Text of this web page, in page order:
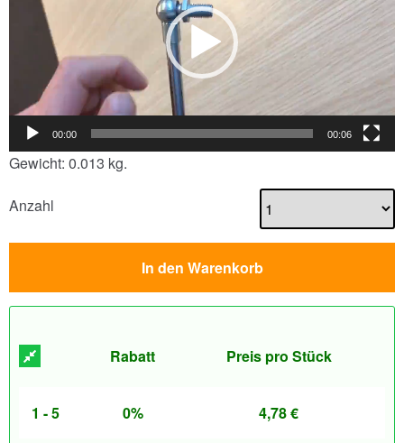
00:00 00:06
Gewicht: 0.013 kg.
Anzahl
In den Warenkorb
Rabatt Preis pro Stück
1 - 5 0% 4,78€